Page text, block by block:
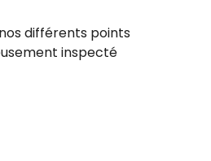
différents points
inspecté